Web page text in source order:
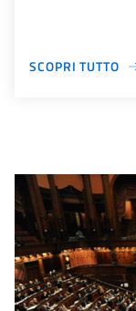
SCOPRI TUTTO